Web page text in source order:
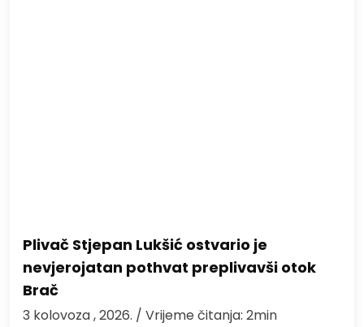
Plivač Stjepan Lukšić ostvario je
nevjerojatan pothvat preplivavši otok
Brač
3 kolovoza , 2026. / Vrijeme čitanja: 2min